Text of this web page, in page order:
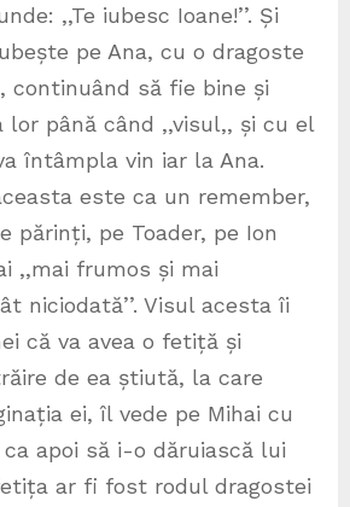
,,Te iubesc Ioane!’’. Și
pe Ana, cu o dragoste
continuând să fie bine și
lor până când ,,visul,, și cu el
întâmpla vin iar la Ana.
este ca un remember,
părinți, pe Toader, pe Ion
,,mai frumos și mai
niciodată’’. Visul acesta îi
că va avea o fetiță și
de ea știută, la care
ei, îl vede pe Mihai cu
apoi să i-o dăruiască lui
ar fi fost rodul dragostei